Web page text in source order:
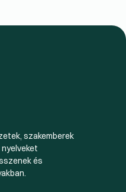
szakemberek
és